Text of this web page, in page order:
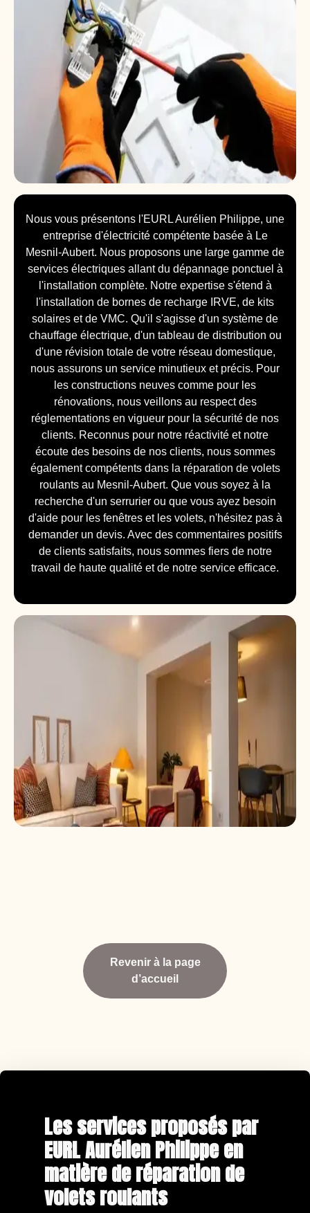
Nous vous présentons l'EURL Aurélien Philippe, une
entreprise d'électricité compétente basée à Le
Mesnil-Aubert. Nous proposons une large gamme de
services électriques allant du dépannage ponctuel à
l'installation complète. Notre expertise s'étend à
l'installation de bornes de recharge IRVE, de kits
solaires et de VMC. Qu'il s'agisse d'un système de
chauffage électrique, d'un tableau de distribution ou
d'une révision totale de votre réseau domestique,
nous assurons un service minutieux et précis. Pour
les constructions neuves comme pour les
rénovations, nous veillons au respect des
réglementations en vigueur pour la sécurité de nos
clients. Reconnus pour notre réactivité et notre
écoute des besoins de nos clients, nous sommes
également compétents dans la réparation de volets
roulants au Mesnil-Aubert. Que vous soyez à la
recherche d'un serrurier ou que vous ayez besoin
d'aide pour les fenêtres et les volets, n'hésitez pas à
demander un devis. Avec des commentaires positifs
de clients satisfaits, nous sommes fiers de notre
travail de haute qualité et de notre service efficace.
Revenir à la page
d’accueil
Les services proposés par
EURL Aurélien Philippe en
matière de réparation de
volets roulants